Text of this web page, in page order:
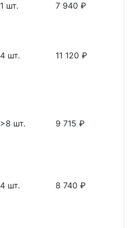
1 шт. 7 940 ₽
4 шт. 11 120 ₽
>8 шт. 9 715 ₽
4 шт. 8 740 ₽